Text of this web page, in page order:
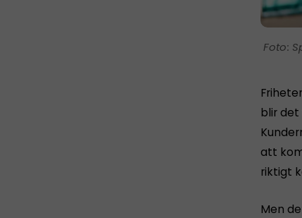
blir det
att
riktigt
Men